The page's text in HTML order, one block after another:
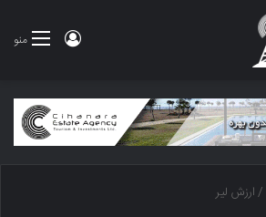
منو ورود
/ارزش لیر